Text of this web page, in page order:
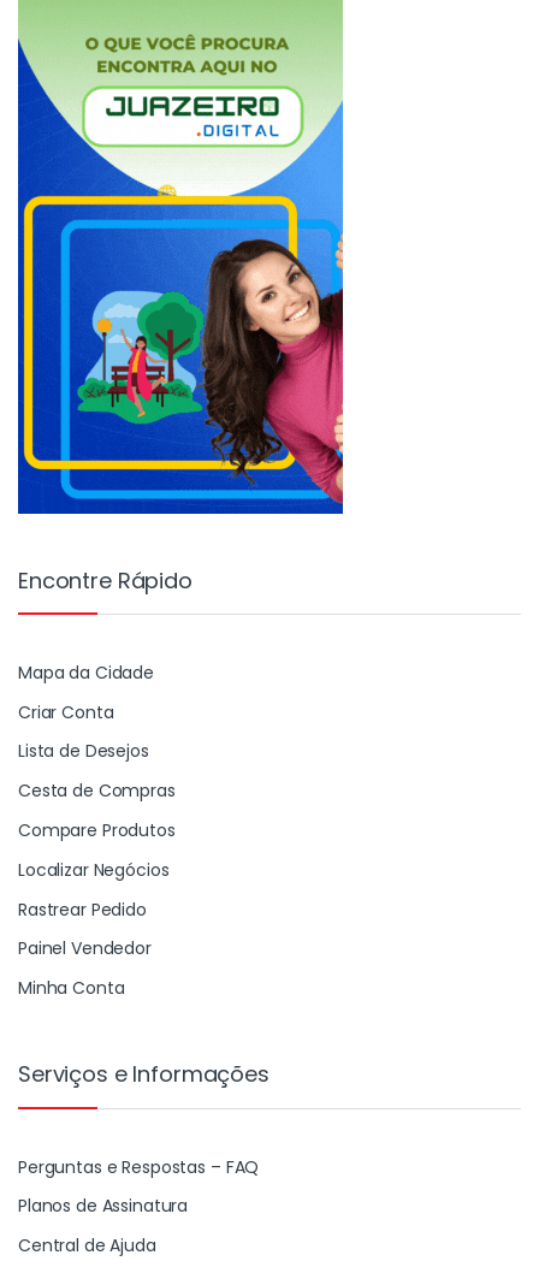
Encontre Rápido
Mapa da Cidade
Criar Conta
Lista de Desejos
Cesta de Compras
Compare Produtos
Localizar Negócios
Rastrear Pedido
Painel Vendedor
Minha Conta
Serviços e Informações
Perguntas e Respostas – FAQ
Planos de Assinatura
Central de Ajuda